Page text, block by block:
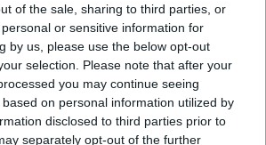
of the sale, sharing to third parties, or
or sensitive information for
by us, please use the below opt-out
selection. Please note that after your
you may continue seeing
on personal information utilized by
disclosed to third parties prior to
separately opt-out of the further